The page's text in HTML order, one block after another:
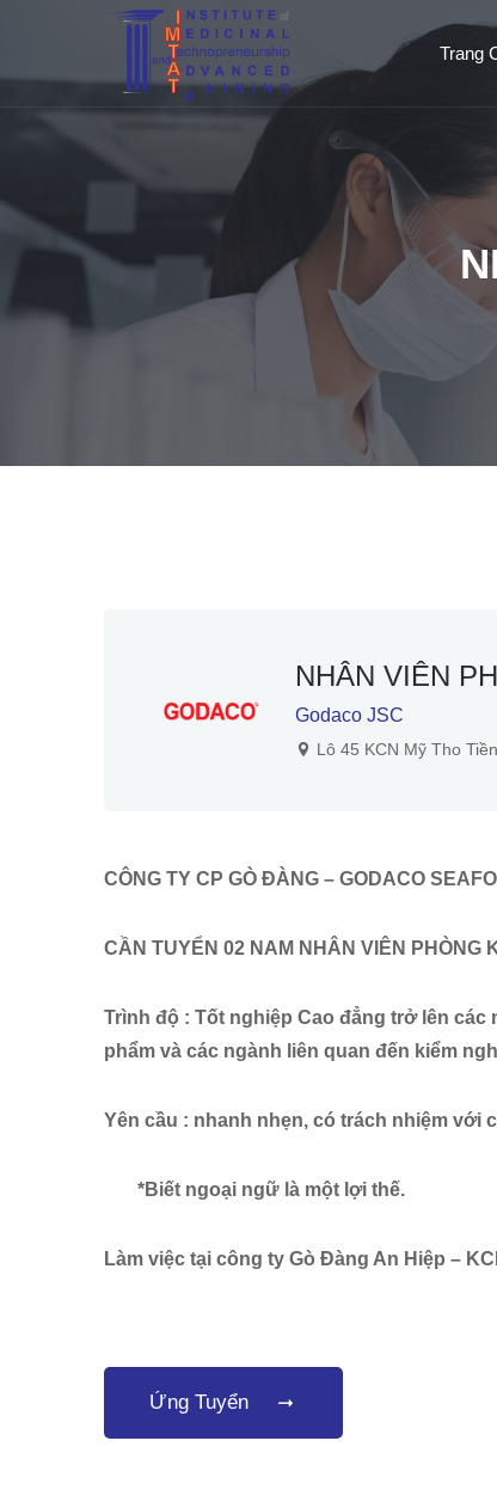
Trang
NHÂN VIÊN
Godaco JSC
Lô 45 KCN Mỹ Tho
CÔNG TY CP GÒ ĐÀNG – GODACO
CẦN TUYỂN 02 NAM NHÂN VIÊN PHÒNG
Trình độ : Tốt nghiệp Cao đẳng trở lên
phẩm và các ngành liên quan đến kiểm
Yên cầu : nhanh nhẹn, có trách nhiệm với
*Biết ngoại ngữ là một lợi thế.
Làm việc tại công ty Gò Đàng An Hiệp –
Ứng Tuyển